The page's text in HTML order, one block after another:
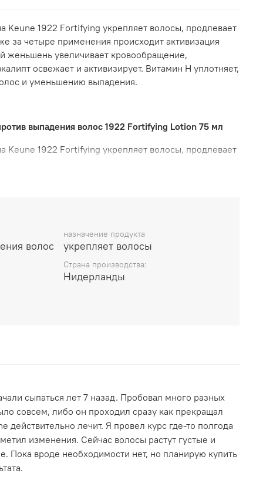
Keune 1922 Fortifying укрепляет волосы, продлевает
за четыре применения происходит активизация
женьшень увеличивает кровообращение,
освежает и активизирует. Витамин H уплотняет,
и уменьшению выпадения.
выпадения волос 1922 Fortifying Lotion 75 мл
Keune 1922 Fortifying укрепляет волосы, продлевает
женьшень увеличивает кровообращение,
Denat., Butylene Glycol, Glycerin, Lecithin, Hydrolyzed
Castor Oil, Sodium Benzoate, Parfum (Fragrance),
Acid, Sodium Chondroitin Sulfate, Dipropylene
Extract, Citric Acid, Creatine, Panax Ginseng (Root)
Triethyl Citrate, Potassium Sorbate, Butylphenyl
Linalool.
Получился истинно мужской аромат,
кедр, кумарин.
папирус, кожа.
на чистую кожу головы. Не смывайте.
волос
назначение продукта
укрепляет волосы
Cтрана производства:
Нидерланды
сыпаться лет 7 назад. Пробовал много разных
совсем, либо он проходил сразу как прекращал
действительно лечит. Я провел курс где-то полгода
изменения. Сейчас волосы растут густые и
Пока вроде необходимости нет, но планирую купить